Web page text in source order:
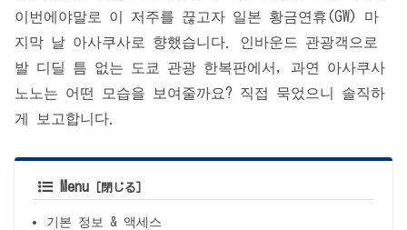
이번에야말로 이 저주를 끊고자 일본 황금연휴(GW) 마
지막 날 아사쿠사로 향했습니다. 인바운드 관광객으로
발 디딜 틈 없는 도쿄 관광 한복판에서, 과연 아사쿠사
노노는 어떤 모습을 보여줄까요? 직접 묵었으니 솔직하
게 보고합니다.
Menu
기본 정보 & 액세스